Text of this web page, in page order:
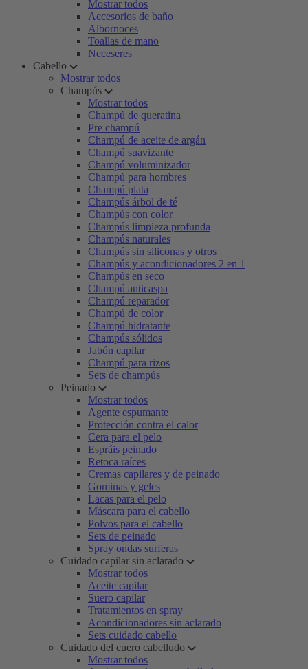
Mostrar todos
Accesorios de baño
Albornoces
Toallas de mano
Neceseres
Cabello
Mostrar todos
Champús
Mostrar todos
Champú de queratina
Pre champú
Champú de aceite de argán
Champú suavizante
Champú voluminizador
Champú para hombres
Champú plata
Champús árbol de té
Champús con color
Champús limpieza profunda
Champús naturales
Champús sin siliconas y otros
Champús y acondicionadores 2 en 1
Champús en seco
Champú anticaspa
Champú reparador
Champú de color
Champú hidratante
Champús sólidos
Jabón capilar
Champú para rizos
Sets de champús
Peinado
Mostrar todos
Agente espumante
Protección contra el calor
Cera para el pelo
Espráis peinado
Retoca raíces
Cremas capilares y de peinado
Gominas y geles
Lacas para el pelo
Máscara para el cabello
Polvos para el cabello
Sets de peinado
Spray ondas surferas
Cuidado capilar sin aclarado
Mostrar todos
Aceite capilar
Suero capilar
Tratamientos en spray
Acondicionadores sin aclarado
Sets cuidado cabello
Cuidado del cuero cabelludo
Mostrar todos